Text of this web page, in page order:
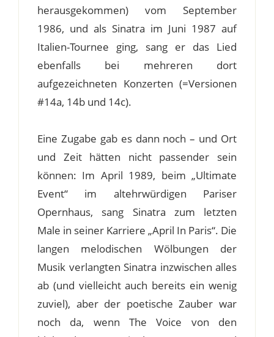
herausgekommen) vom September
1986, und als Sinatra im Juni 1987 auf
Italien-Tournee ging, sang er das Lied
ebenfalls bei mehreren dort
aufgezeichneten Konzerten (=Versionen
#14a, 14b und 14c).
Eine Zugabe gab es dann noch – und Ort
und Zeit hätten nicht passender sein
können: Im April 1989, beim „Ultimate
Event“ im altehrwürdigen Pariser
Opernhaus, sang Sinatra zum letzten
Male in seiner Karriere „April In Paris“. Die
langen melodischen Wölbungen der
Musik verlangten Sinatra inzwischen alles
ab (und vielleicht auch bereits ein wenig
zuviel), aber der poetische Zauber war
noch da, wenn The Voice von den